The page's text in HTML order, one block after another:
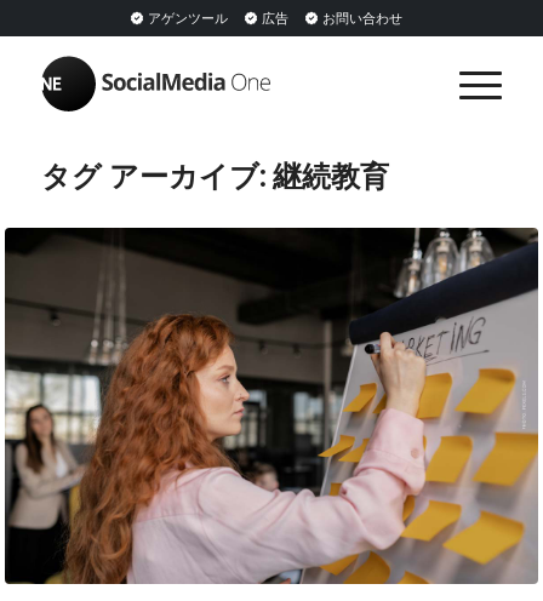
アゲンツール 広告 お問い合わせ
タグ アーカイブ: 継続教育